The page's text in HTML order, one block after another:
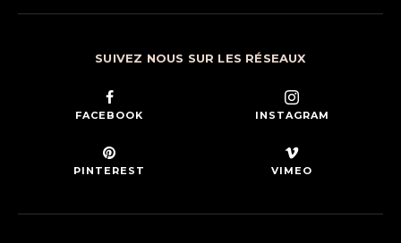
SUIVEZ NOUS SUR LES RÉSEAUX
FACEBOOK INSTAGRAM
PINTEREST VIMEO